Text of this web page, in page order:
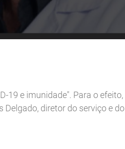
Tuberculose
19 e imunidade". Para o efeito,
diretor do serviço e do